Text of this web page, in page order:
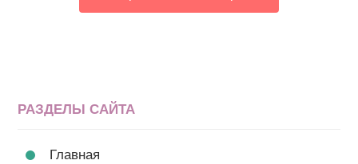
РАЗДЕЛЫ САЙТА
Главная